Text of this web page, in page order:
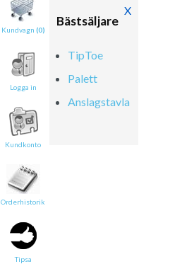
Kundvagn (0)
Logga in
Kundkonto
Orderhistorik
Tipsa
Bästsäljare
X
TipToe
Palett
Anslagstavla